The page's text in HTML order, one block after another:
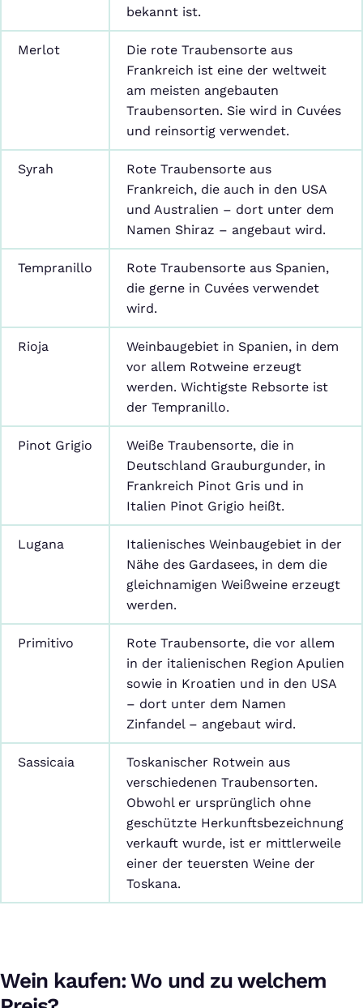
bekannt ist.
Merlot
Die rote Traubensorte aus
Frankreich ist eine der weltweit
am meisten angebauten
Traubensorten. Sie wird in Cuvées
und reinsortig verwendet.
Syrah
Rote Traubensorte aus
Frankreich, die auch in den USA
und Australien – dort unter dem
Namen Shiraz – angebaut wird.
Tempranillo
Rote Traubensorte aus Spanien,
die gerne in Cuvées verwendet
wird.
Rioja
Weinbaugebiet in Spanien, in dem
vor allem Rotweine erzeugt
werden. Wichtigste Rebsorte ist
der Tempranillo.
Pinot Grigio
Weiße Traubensorte, die in
Deutschland Grauburgunder, in
Frankreich Pinot Gris und in
Italien Pinot Grigio heißt.
Lugana
Italienisches Weinbaugebiet in der
Nähe des Gardasees, in dem die
gleichnamigen Weißweine erzeugt
werden.
Primitivo
Rote Traubensorte, die vor allem
in der italienischen Region Apulien
sowie in Kroatien und in den USA
– dort unter dem Namen
Zinfandel – angebaut wird.
Sassicaia
Toskanischer Rotwein aus
verschiedenen Traubensorten.
Obwohl er ursprünglich ohne
geschützte Herkunftsbezeichnung
verkauft wurde, ist er mittlerweile
einer der teuersten Weine der
Toskana.
Wein kaufen: Wo und zu welchem